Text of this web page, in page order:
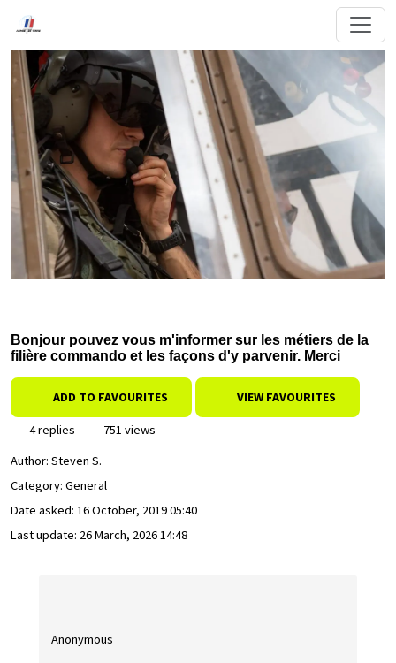
Bonjour pouvez vous m'informer sur les métiers de la
filière commando et les façons d'y parvenir. Merci
ADD TO FAVOURITES VIEW FAVOURITES
4 replies
751 views
Author: Steven S.
Category: General
Date asked: 16 October, 2019 05:40
Last update: 26 March, 2026 14:48
Anonymous